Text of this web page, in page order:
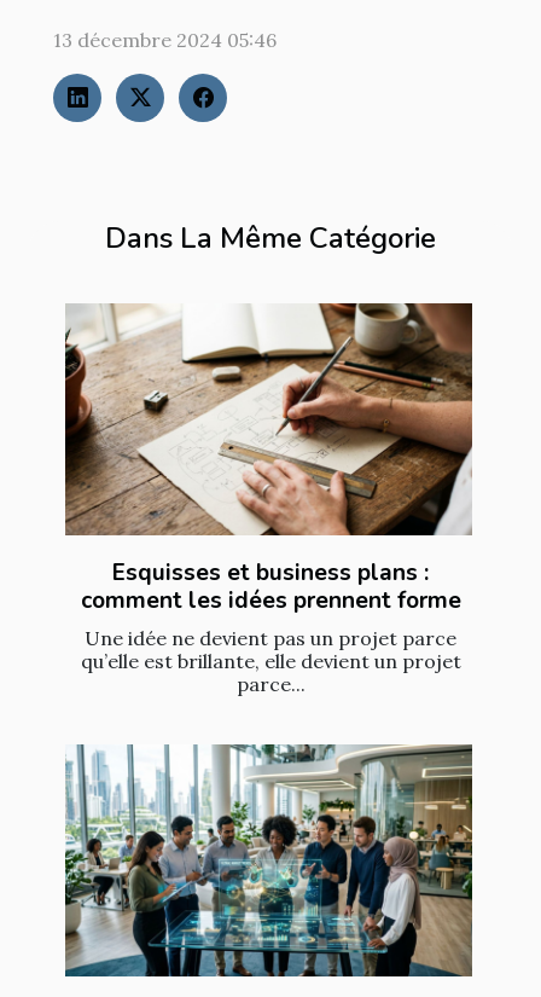
Dans La Même Catégorie
Esquisses et business plans :
comment les idées prennent forme
Une idée ne devient pas un projet parce
qu’elle est brillante, elle devient un projet
parce...
13 décembre 2024 05:46